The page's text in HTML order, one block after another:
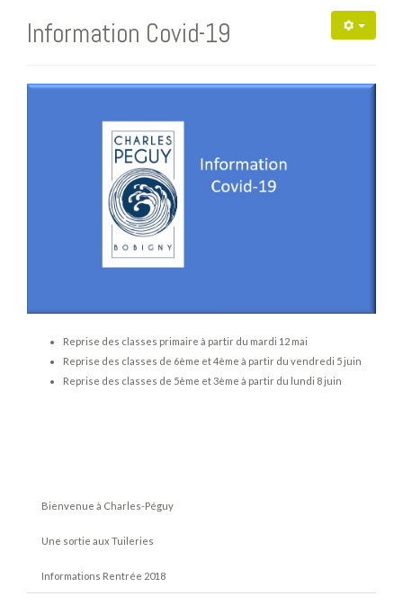
Information Covid-19
Reprise des classes primaire à partir du mardi 12 mai
Reprise des classes de 6ème et 4ème à partir du vendredi 5 juin
Reprise des classes de 5ème et 3ème à partir du lundi 8 juin
Bienvenue à Charles-Péguy
Une sortie aux Tuileries
Informations Rentrée 2018